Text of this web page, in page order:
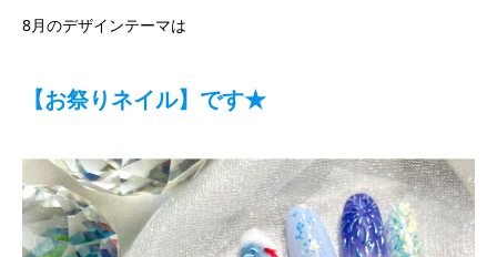
8月のデザインテーマは
【お祭りネイル】です★